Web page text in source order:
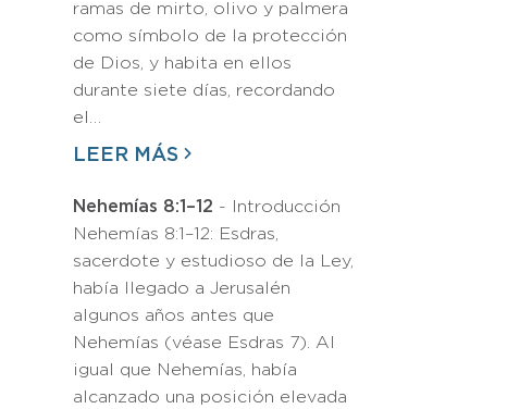
ramas de mirto, olivo y palmera
como símbolo de la protección
de Dios, y habita en ellos
durante siete días, recordando
el…
LEER MÁS
Nehemías 8:1–12 - Introducción
Nehemías 8:1–12: Esdras,
sacerdote y estudioso de la Ley,
había llegado a Jerusalén
algunos años antes que
Nehemías (véase Esdras 7). Al
igual que Nehemías, había
alcanzado una posición elevada